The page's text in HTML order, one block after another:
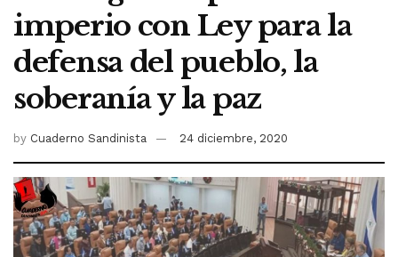
imperio con Ley para la
defensa del pueblo, la
soberanía y la paz
by Cuaderno Sandinista 24 diciembre, 2020